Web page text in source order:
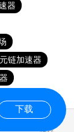
器
元链加速器
下载